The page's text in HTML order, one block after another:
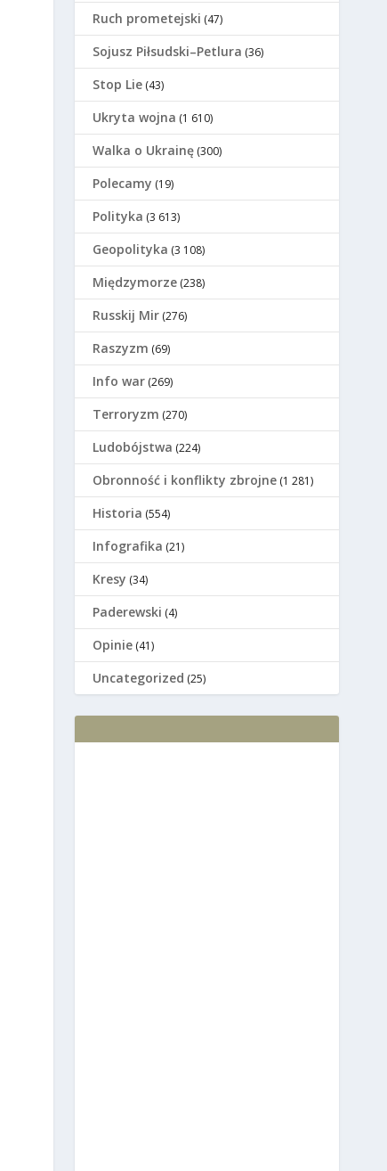
Ruch prometejski (47)
Sojusz Piłsudski–Petlura (36)
Stop Lie (43)
Ukryta wojna (1 610)
Walka o Ukrainę (300)
Polecamy (19)
Polityka (3 613)
Geopolityka (3 108)
Międzymorze (238)
Russkij Mir (276)
Raszyzm (69)
Info war (269)
Terroryzm (270)
Ludobójstwa (224)
Оbronność i konflikty zbrojne (1 281)
Historia (554)
Infografika (21)
Kresy (34)
Paderewski (4)
Opinie (41)
Uncategorized (25)